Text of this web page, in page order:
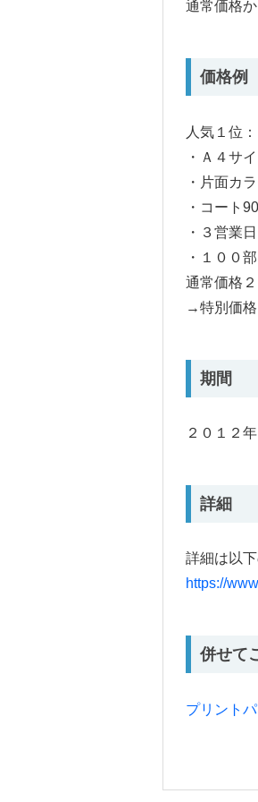
通常価格
価格例
人気１位
・Ａ４サ
・片面カ
・コート
・３営業日
・１００部
通常価格
→特別価格
期間
２０１２
詳細
詳細は以
https://
併せて
プリント